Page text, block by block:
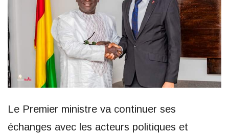
Le Premier ministre va continuer ses
échanges avec les acteurs politiques et